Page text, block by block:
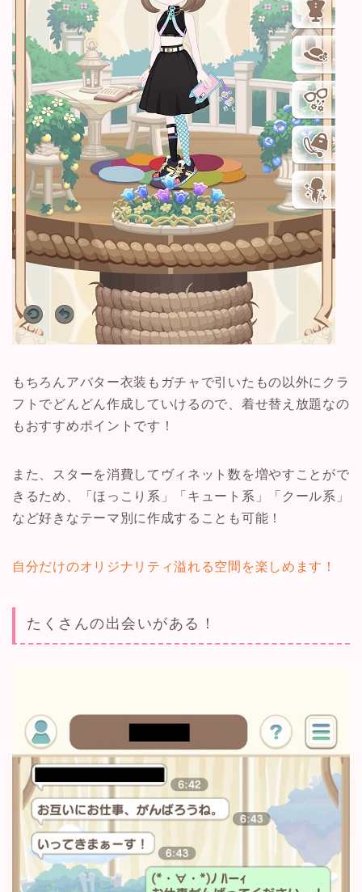
もちろんアバター衣装もガチャで引いたもの以外にクラ
フトでどんどん作成していけるので、着せ替え放題なの
もおすすめポイントです！
また、スターを消費してヴィネット数を増やすことがで
きるため、「ほっこり系」「キュート系」「クール系」
など好きなテーマ別に作成することも可能！
自分だけのオリジナリティ溢れる空間を楽しめます！
たくさんの出会いがある！